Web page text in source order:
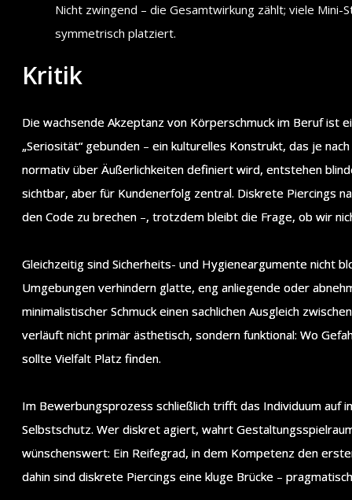
Nicht zwingend – die Gesamtwirkung zählt; viele
symmetrisch platziert.
Kritik
Die wachsende Akzeptanz von Körperschmuck im Beruf
„Seriosität“ gebunden – ein kulturelles Konstrukt, das je
normativ über Äußerlichkeiten definiert wird, entstehen
sichtbar, aber für Kundenerfolg zentral. Diskrete Piercings
den Code zu brechen –, trotzdem bleibt die Frage, ob wir
Gleichzeitig sind Sicherheits- und Hygieneargumente nicht
Umgebungen verhindern glatte, eng anliegende oder
minimalistischer Schmuck einen sachlichen Ausgleich
verläuft nicht primär ästhetisch, sondern funktional: Wo
sollte Vielfalt Platz finden.
Im Bewerbungsprozess schließlich trifft das Individuum auf
Selbstschutz. Wer diskret agiert, wahrt
wünschenswert: Ein Reifegrad, in dem Kompetenz den
dahin sind diskrete Piercings eine kluge Brücke –